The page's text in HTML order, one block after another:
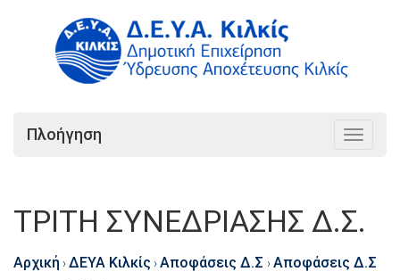
Toggle
Πλοήγηση
ΤΡΙΤΗ ΣΥΝΕΔΡΙΑΣΗΣ Δ.Σ.
Αρχική ›ΔΕΥΑ Κιλκίς ›Αποφάσεις Δ.Σ ›Αποφάσεις Δ.Σ